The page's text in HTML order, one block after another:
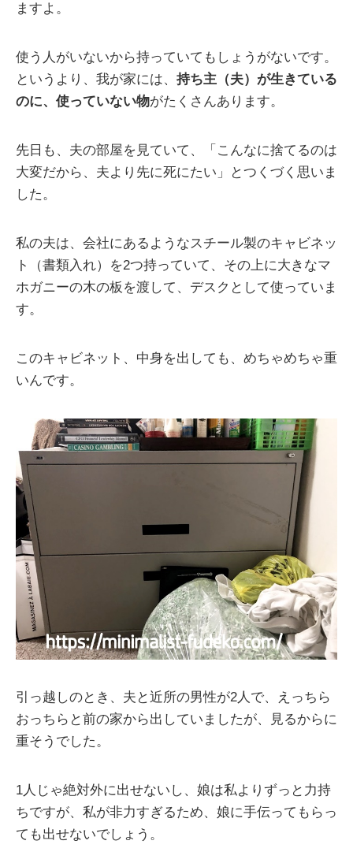
ますよ。
使う人がいないから持っていてもしょうがないです。
というより、我が家には、 持ち主（夫）が生きている
のに、使っていない物がたくさんあります。
先日も、夫の部屋を見ていて、「こんなに捨てるのは
大変だから、夫より先に死にたい」とつくづく思いま
した。
私の夫は、会社にあるようなスチール製のキャビネッ
ト（書類入れ）を2つ持っていて、その上に大きなマ
ホガニーの木の板を渡して、デスクとして使っていま
す。
このキャビネット、中身を出しても、めちゃめちゃ重
いんです。
引っ越しのとき、夫と近所の男性が2人で、えっちら
おっちらと前の家から出していましたが、見るからに
重そうでした。
1人じゃ絶対外に出せないし、娘は私よりずっと力持
ちですが、私が非力すぎるため、娘に手伝ってもらっ
ても出せないでしょう。